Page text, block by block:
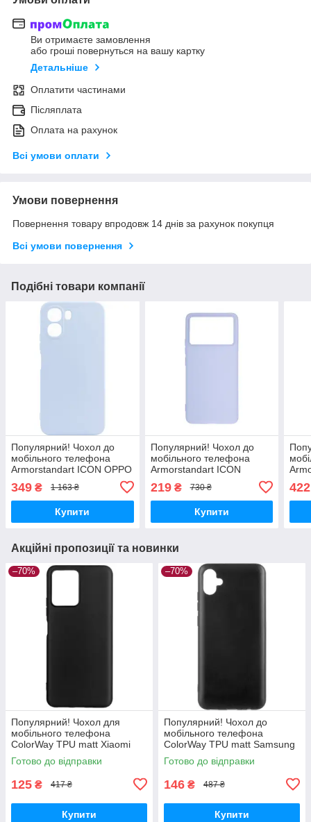
Ви отримаєте замовлення
або гроші повернуться на вашу картку
Детальніше
Оплатити частинами
Післяплата
Оплата на рахунок
Всі умови оплати
Умови повернення
Повернення товару впродовж 14 днів за рахунок покупця
Всі умови повернення
Подібні товари компанії
Популярний! Чохол до
мобільного телефона
Armorstandart ICON OPPO
Lavender (ARM90140) -
Краща якість тільки на
349 ₴ 1 163 ₴
Купити
Популярний! Чохол до
мобільного телефона
Armorstandart ICON
Lavender (ARM73519) -
Краща якість тільки на
219₴ 730 ₴
Купити
422
Акційні пропозиції та новинки
–70%
Популярний! Чохол для
мобільного телефона
ColorWay TPU matt Xiaomi
Redmi Note 12 5G black (CW-
CTMXRN125-BK) —
Готово до відправки
125 ₴ 417 ₴
Купити
–70%
Популярний! Чохол до
мобільного телефона
ColorWay TPU matt Samsung
Galaxy A04e black (CW-
CTMSGA042-BK) - Краща
Готово до відправки
146 ₴ 487 ₴
Купити